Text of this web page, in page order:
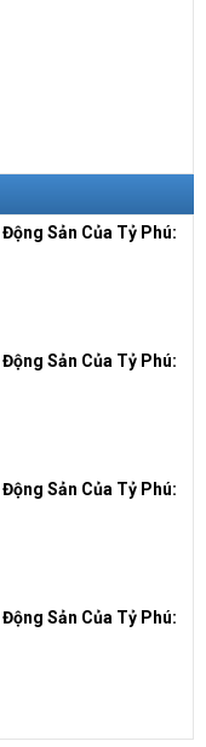
Sản Của Tỷ Phú:
Sản Của Tỷ Phú:
Sản Của Tỷ Phú:
Sản Của Tỷ Phú: